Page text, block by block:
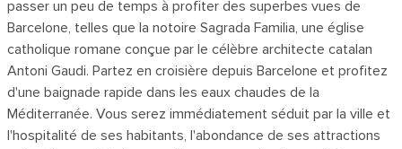
passer un peu de temps à profiter des superbes vues de
Barcelone, telles que la notoire Sagrada Familia, une église
catholique romane conçue par le célèbre architecte catalan
Antoni Gaudi. Partez en croisière depuis Barcelone et profitez
d'une baignade rapide dans les eaux chaudes de la
Méditerranée. Vous serez immédiatement séduit par la ville et
l'hospitalité de ses habitants, l'abondance de ses attractions